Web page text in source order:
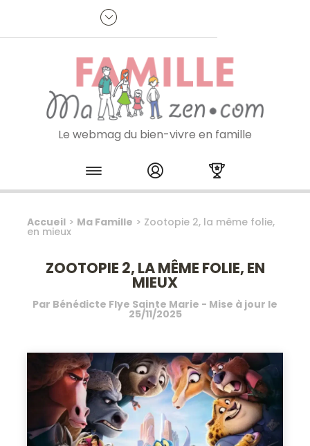
Je m'inscris à la newsletter
Le webmag du bien-vivre en famille
Skip to content
Accueil > Ma Famille > Zootopie 2, la même folie,
en mieux
ZOOTOPIE 2, LA MÊME FOLIE, EN
MIEUX
Par Bénédicte Flye Sainte Marie - Mise à jour le
25/11/2025
Panneau de gestion des cookies